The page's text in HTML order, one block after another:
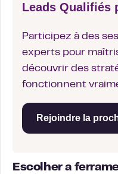
Leads Qualifiés
Participez à des
experts pour
découvrir des
fonctionnent
Rejoindre la
Escolher a